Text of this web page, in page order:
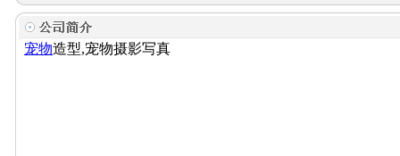
宠物造型,宠物摄影写真